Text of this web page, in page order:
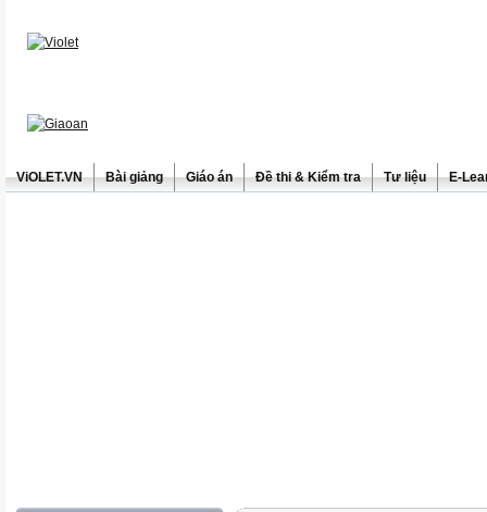
ViOLET.VN Bài giảng Giáo án Đề thi & Kiểm tra Tư liệu E-